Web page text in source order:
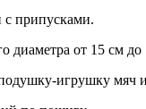
припусками.
диаметра от 15 см
игрушку мяч